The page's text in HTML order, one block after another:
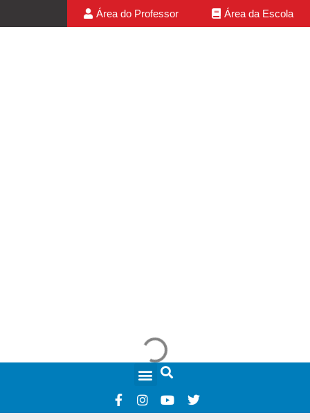
Área do Professor Área da Escola